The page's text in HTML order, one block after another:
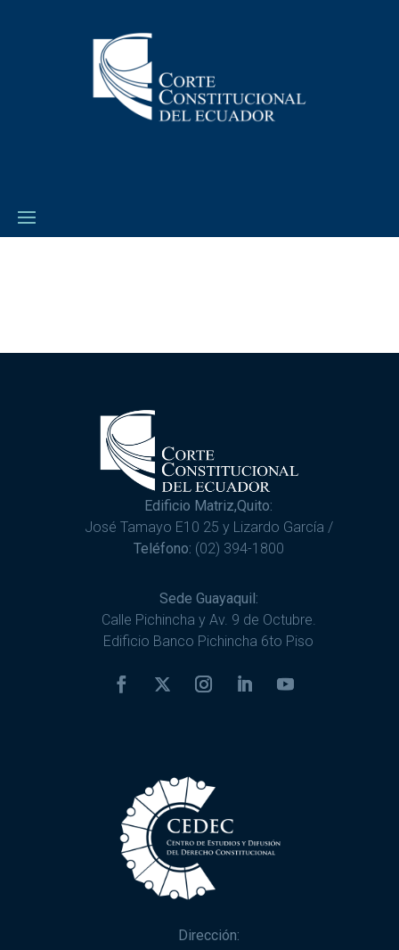
Edificio Matriz,Quito:
José Tamayo E10 25 y Lizardo García /
Teléfono: (02) 394-1800
Sede Guayaquil:
Calle Pichincha y Av. 9 de Octubre.
Edificio Banco Pichincha 6to Piso
Dirección: